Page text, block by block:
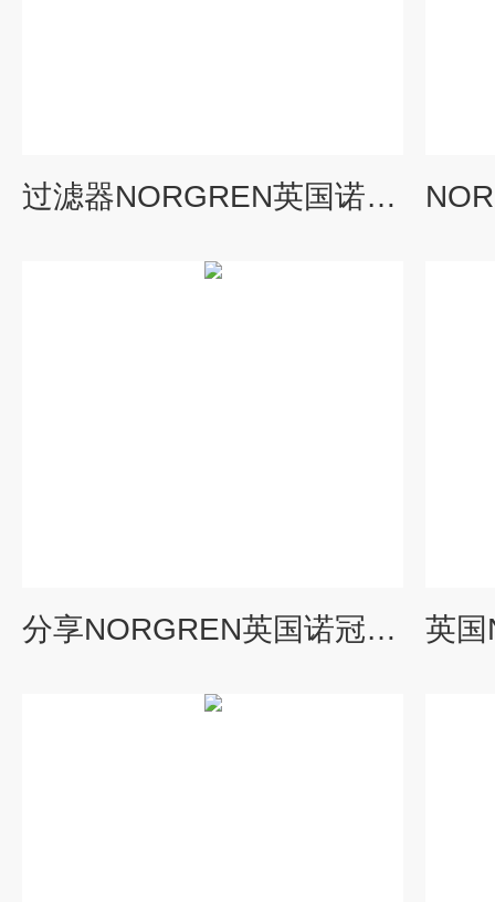
过滤器NORGREN英国诺冠F17系列技术支持
分享NORGREN英国诺冠减压阀D291系列